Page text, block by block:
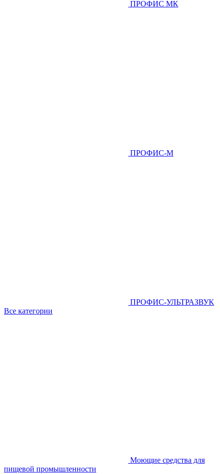
ПРОФИС МК
ПРОФИС-М
ПРОФИС-УЛЬТРАЗВУК
Все категории
Моющие средства для
пищевой промышленности